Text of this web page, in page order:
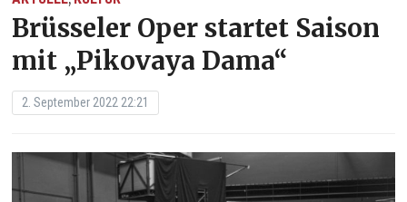
Brüsseler Oper startet Saison
mit „Pikovaya Dama“
2. September 2022 22:21